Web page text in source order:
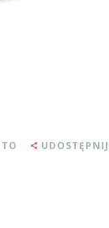
UDOSTĘPNIJ